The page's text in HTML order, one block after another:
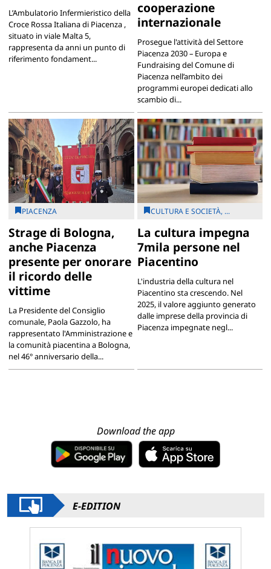
L’Ambulatorio Infermieristico della
Croce Rossa Italiana di Piacenza ,
situato in viale Malta 5,
rappresenta da anni un punto di
riferimento fondament...
cooperazione
internazionale
Prosegue l'attività del Settore
Piacenza 2030 – Europa e
Fundraising del Comune di
Piacenza nell’ambito dei
programmi europei dedicati allo
scambio di...
PIACENZA
Strage di Bologna,
anche Piacenza
presente per onorare
il ricordo delle
vittime
La Presidente del Consiglio
comunale, Paola Gazzolo, ha
rappresentato l'Amministrazione e
la comunità piacentina a Bologna,
nel 46° anniversario della...
CULTURA E SOCIETÀ, ...
La cultura impegna
7mila persone nel
Piacentino
L'industria della cultura nel
Piacentino sta crescendo. Nel
2025, il valore aggiunto generato
dalle imprese della provincia di
Piacenza impegnate negl...
Download the app
E-EDITION